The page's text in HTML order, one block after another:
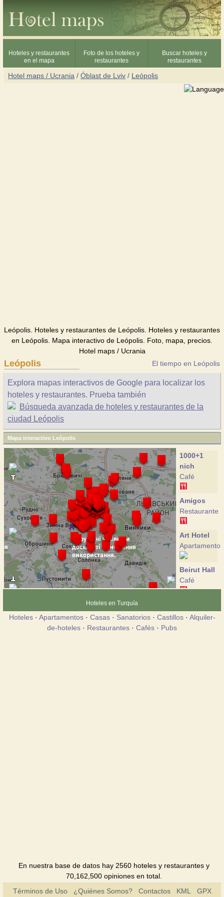
Hoteles y restaurantes
en el mapa
Foto de los hoteles y
restaurantes
Buscar hoteles y
restaurantes
Hotel maps / Ucrania / Óblast de Lviv / Leópolis
Leópolis. Hoteles y restaurantes de Leópolis. Hoteles y restaurantes
en Leópolis. Mapa interactivo de Leópolis. Foto, mapa, precios.
Hotel maps / Ucrania
Leópolis El tiempo en Leópolis
Explora mapas interactivos de Google para localizar los
hoteles y restaurantes. Prueba también
Búsqueda avanzada de hoteles y restaurantes de la
ciudad Leópolis
Mapa interactivo Leópolis
1000+1
nich
Café
Amigos
Restaurante
Art Hotel
Apartamento
Beirut Hall
Café
Restaurante
Hotel
Home
Hoteles en Turquía
Hoteles· Apartamentos· Casas· Sanatorios· Castillos· Alquiler-
de-hoteles · Restaurantes · Cafés · Pubs
En nuestra base de datos hay 2560 hoteles y restaurantes y
70,162,500 opiniones en total.
Términos de Uso
¿Quiénes Somos? Contactos KML GPX